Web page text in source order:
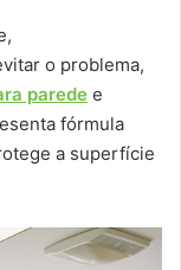
o problema,
parede e
fórmula
a superfície